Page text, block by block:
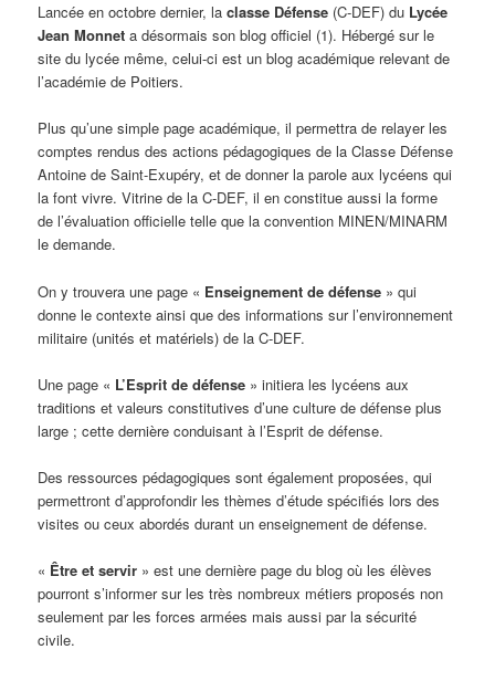
Lancée en octobre dernier, laclasse Défense (C-DEF) du Lycée
Jean Monnet a désormais son blog officiel (1). Hébergé sur le
site du lycée même, celui-ci est un blog académique relevant de
l’académie de Poitiers.
Plus qu’une simple page académique, il permettra de relayer les
comptes rendus des actions pédagogiques de la Classe Défense
Antoine de Saint-Exupéry, et de donner la parole aux lycéens qui
la font vivre. Vitrine de la C-DEF, il en constitue aussi la forme
de l’évaluation officielle telle que la convention MINEN/MINARM
le demande.
On y trouvera une page « Enseignement de défense » qui
donne le contexte ainsi que des informations sur l’environnement
militaire (unités et matériels) de la C-DEF.
Une page « L’Esprit de défense » initiera les lycéens aux
traditions et valeurs constitutives d’une culture de défense plus
large ; cette dernière conduisant à l’Esprit de défense.
Des ressources pédagogiques sont également proposées, qui
permettront d’approfondir les thèmes d’étude spécifiés lors des
visites ou ceux abordés durant un enseignement de défense.
« Être et servir » est une dernière page du blog où les élèves
pourront s’informer sur les très nombreux métiers proposés non
seulement par les forces armées mais aussi par la sécurité
civile.